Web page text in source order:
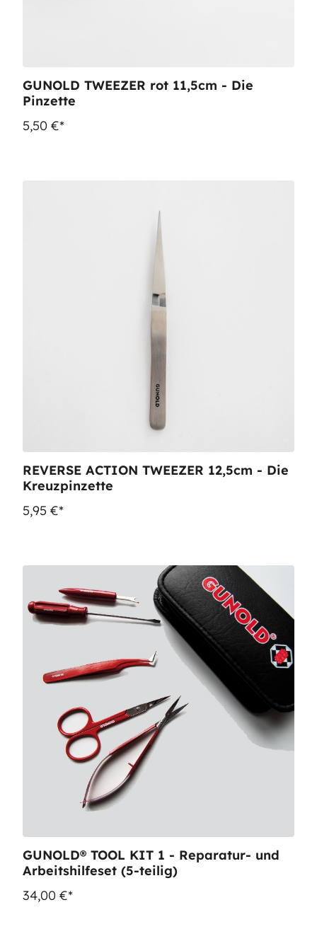
GUNOLD TWEEZER rot 11,5cm - Die
Pinzette
5,50 €*
REVERSE ACTION TWEEZER 12,5cm - Die
Kreuzpinzette
5,95 €*
GUNOLD® TOOL KIT 1 - Reparatur- und
Arbeitshilfeset (5-teilig)
34,00 €*